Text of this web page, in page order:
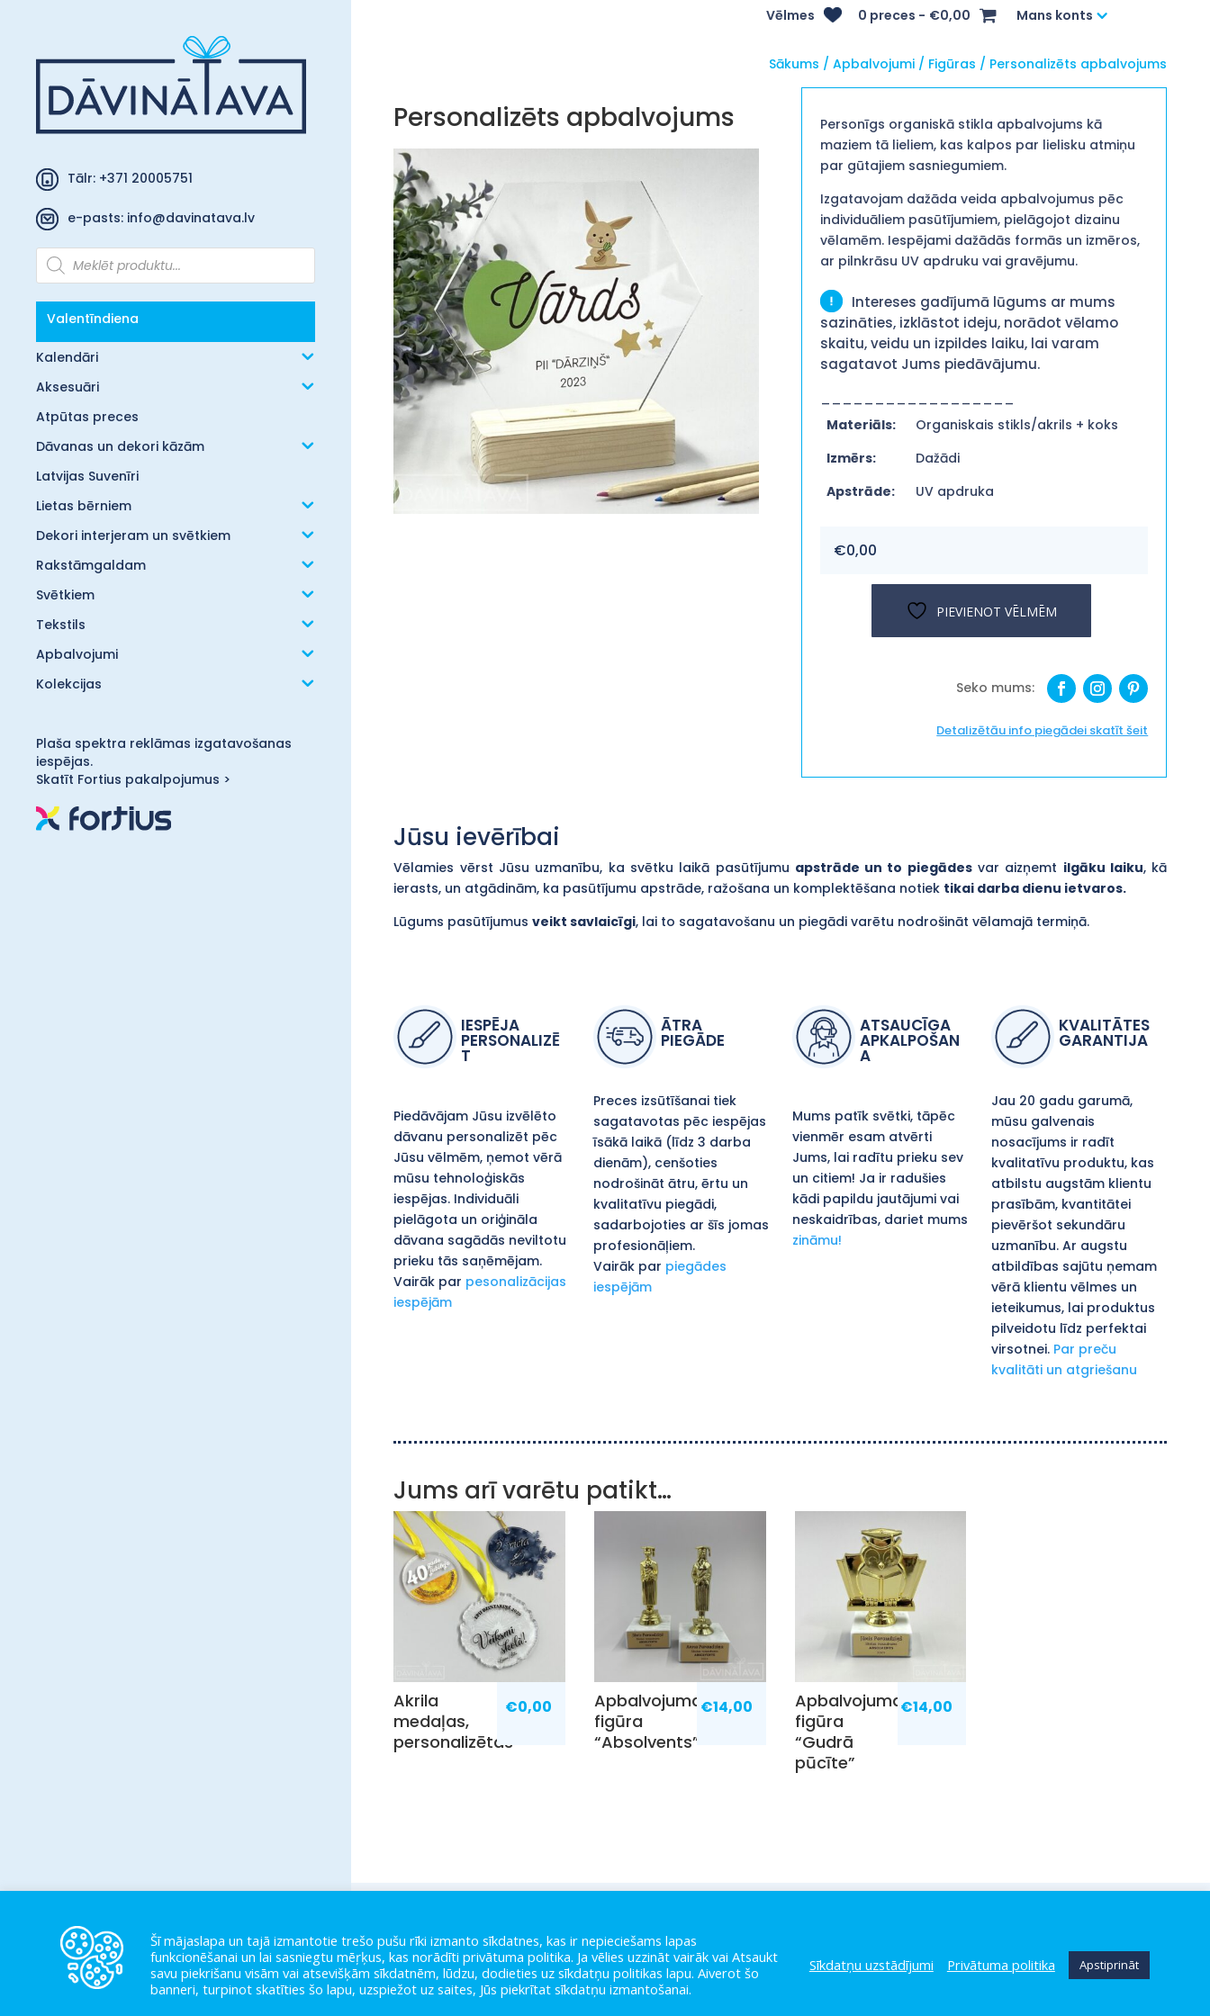
Vēlmes Mans konts
0 preces €0,00
Tālr: +371 20005751
e-pasts: info@davinatava.lv
Products
search
Valentīndiena
Kalendāri
Aksesuāri
Atpūtas preces
Dāvanas un dekori kāzām
Latvijas Suvenīri
Lietas bērniem
Dekori interjeram un svētkiem
Rakstāmgaldam
Svētkiem
Tekstils
Apbalvojumi
Kolekcijas
Plaša spektra reklāmas izgatavošanas
iespējas.
Skatīt Fortius pakalpojumus >
Sākums /Apbalvojumi / Figūras / Personalizēts apbalvojums
Personalizēts apbalvojums
Personīgs organiskā stikla apbalvojums kā
maziem tā lieliem, kas kalpos par lielisku atmiņu
par gūtajiem sasniegumiem.
Izgatavojam dažāda veida apbalvojumus pēc
individuāliem pasūtījumiem, pielāgojot dizainu
vēlamēm. Iespējami dažādās formās un izmēros,
ar pilnkrāsu UV apdruku vai gravējumu.
Intereses gadījumā lūgums ar mums
sazināties, izklāstot ideju, norādot vēlamo
skaitu, veidu un izpildes laiku, lai varam
sagatavot Jums piedāvājumu.
Materiāls:
Organiskais stikls/akrils + koks
Izmērs:
Dažādi
Apstrāde:
UV apdruka
€0,00
PIEVIENOT VĒLMĒM
Detalizētāu info piegādei skatīt šeit
Jūsu ievērībai
Vēlamies vērst Jūsu uzmanību, ka svētku laikā pasūtījumu apstrāde un to piegādesvar aizņemt ilgāku laiku, kā
ierasts, un atgādinām, ka pasūtījumu apstrāde, ražošana un komplektēšana notiek tikai darba dienu ietvaros.
Lūgums pasūtījumusveikt savlaicīgi, lai to sagatavošanu un piegādi varētu nodrošināt vēlamajā termiņā.
IESPĒJA
PERSONALIZĒ
T
Piedāvājam Jūsu izvēlēto
dāvanu personalizēt pēc
Jūsu vēlmēm, ņemot vērā
mūsu tehnoloģiskās
iespējas. Individuāli
pielāgota un oriģināla
dāvana sagādās neviltotu
prieku tās saņēmējam.
Vairāk par pesonalizācijas
iespējām
ĀTRA
PIEGĀDE
Preces izsūtīšanai tiek
sagatavotas pēc iespējas
īsākā laikā (līdz 3 darba
dienām), cenšoties
nodrošināt ātru, ērtu un
kvalitatīvu piegādi,
sadarbojoties ar šīs jomas
profesionāļiem.
Vairāk par piegādes
iespējām
ATSAUCĪGA
APKALPOŠAN
A
Mums patīk svētki, tāpēc
vienmēr esam atvērti
Jums, lai radītu prieku sev
un citiem! Ja ir radušies
kādi papildu jautājumi vai
neskaidrības, dariet mums
zināmu!
KVALITĀTES
GARANTIJA
Jau 20 gadu garumā,
mūsu galvenais
nosacījums ir radīt
kvalitatīvu produktu, kas
atbilstu augstām klientu
prasībām, kvantitātei
pievēršot sekundāru
uzmanību. Ar augstu
atbildības sajūtu ņemam
vērā klientu vēlmes un
ieteikumus, lai produktus
pilveidotu līdz perfektai
virsotnei. Par preču
kvalitāti un atgriešanu
Jums arī varētu patikt…
Akrila
medaļas,
personalizētas
€0,00
Apbalvojuma
figūra
“Absolvents”
€14,00
Apbalvojuma
figūra
“Gudrā
pūcīte”
€14,00
PIEGĀDE
KONTAKTI
PRIVĀTUMA
POLITIKA
Šī mājaslapa un tajā izmantotie trešo pušu rīki izmanto sīkdatnes, kas ir nepieciešams lapas
funkcionēšanai un lai sasniegtu mēŗķus, kas norādīti privātuma politika. Ja vēlies uzzināt vairāk vai Atsaukt
savu piekrišanu visām vai atsevišķām sīkdatnēm, lūdzu, dodieties uz sīkdatņu politikas lapu. Aiverot šo
banneri, turpinot skatīties šo lapu, uzspiežot uz saites, Jūs piekrītat sīkdatņu izmantošanai.
Sīkdatņu uzstādījumi Privātuma politika Apstiprināt